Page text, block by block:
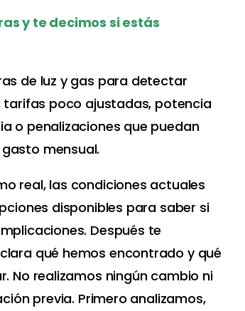
y te decimos si estás
de luz y gas para detectar
tarifas poco ajustadas, potencia
o penalizaciones que puedan
mensual.
real, las condiciones actuales
disponibles para saber si
Después te
qué hemos encontrado y qué
No realizamos ningún cambio ni
previa. Primero analizamos,